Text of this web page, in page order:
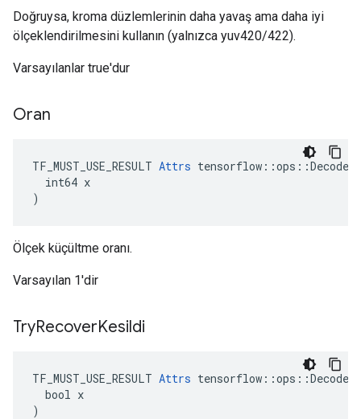
Doğruysa, kroma düzlemlerinin daha yavaş ama daha iyi
ölçeklendirilmesini kullanın (yalnızca yuv420/422).
Varsayılanlar true'dur
Oran
TF_MUST_USE_RESULT Attrs
  int64 x
)
Ölçek küçültme oranı.
Varsayılan 1'dir
TryRecoverKesildi
TF_MUST_USE_RESULT Attrs
  bool x
)